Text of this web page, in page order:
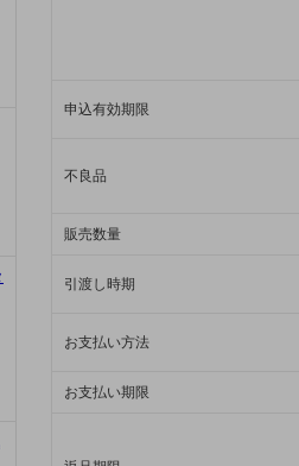
申込有効期限
不良品
販売数量
引渡し時期
お支払い方法
お支払い期限